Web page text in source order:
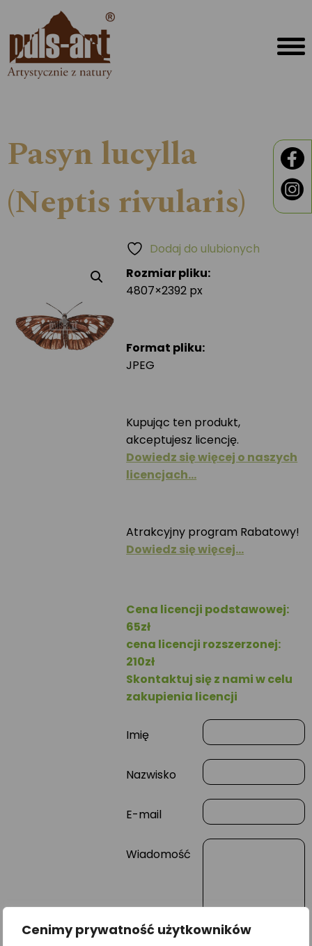
Cenimy prywatność użytkowników
Pasyn lucylla
(Neptis rivularis)
Rozmiar pliku:
4807×2392 px
Format pliku:
JPEG
Kupując ten produkt,
akceptujesz licencję.
Dowiedz się więcej o naszych
licencjach…
Atrakcyjny program Rabatowy!
Dowiedz się więcej…
Cena licencji podstawowej:
65zł
cena licencji rozszerzonej:
210zł
Skontaktuj się z nami w celu
zakupienia licencji
Imię
Nazwisko
E-mail
Wiadomość
Dodaj do ulubionych